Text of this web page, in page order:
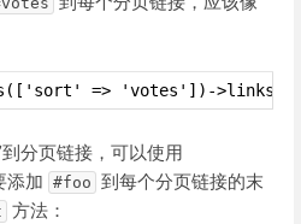
=> 'votes'])-
分页链接，可以使用
添加 #foo 到每个分页链接的末
方法：